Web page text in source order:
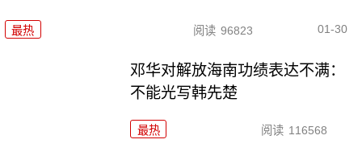
最热 阅读 96823 01-30
邓华对解放海南功绩表达不满：
不能光写韩先楚
最热 阅读 116568